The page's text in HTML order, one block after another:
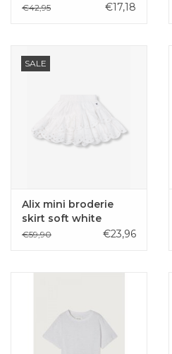
€42,95 €17,18
SALE
Alix mini broderie
skirt soft white
€59,90 €23,96